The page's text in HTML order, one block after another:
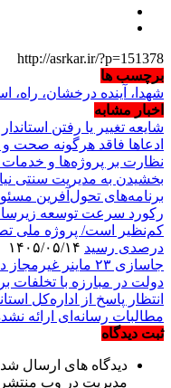
http://asrkar.ir/?p=151378
برچسب ها
شهدا، آینده درخشان، راه،
اخبار مشابه
شایعه تغییر یا رفتن
ادعاها فاقد هرگونه صحت و
نظارت بر پروژه‌ها و
بخشیدن به مدیریت سنتی
برنامه‌های تحول‌آفرین
رکورد سرعت توسعه
درصدی رسید
جاسازی ۲۳
دولت در مبارزه با تخلفات
انتظار پاسخ از اداره‌کل
مطالبات رسانه‌ای ارائه
ثبت دیدگاه
دیدگاه های ارسال
مدیریت در وب